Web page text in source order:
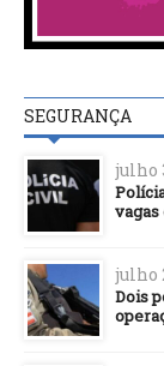
SEGURANÇA
julho
vagas
julho
Dois